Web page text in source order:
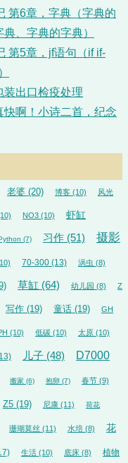
第6章，字典（字典的
、字典的字典）
第5章，jf语句（if if-
装出口检疫处理
快啊！小诗二首，纪念
老婆 (20) 博客 (10) 风光
NO3 (10) 虾缸
(7) 习作 (51)
摄影
70-300 (13) 涡虫 (8)
草缸 (64) 幼儿园 (8) Z
写作 (19) 童话 (19) GH
(10) 低碳 (10) 太原 (10)
儿子 (48)
D7000
搬家 (6) 抱卵 (7) 春节 (9)
Z5 (19) 尼康 (11) 荷花
珊瑚莫丝 (11) 水培 (8) 花
生活 (10) 底床 (8) 植物